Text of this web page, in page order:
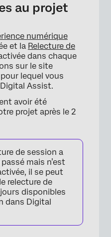
×
au projet
numérique
et la Relecture de
dans chaque
sur le site
lequel vous
Assist.
avoir été
projet après le 2
de session a
mais n’est
il se peut
relecture de
disponibles
dans Digital